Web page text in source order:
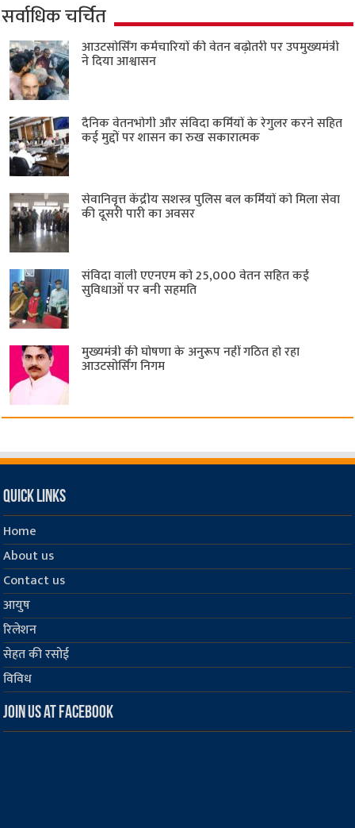
सर्वाधिक चर्चित
आउटसोर्सिंग कर्मचारियों की वेतन बढ़ोतरी पर उपमुख्यमंत्री
ने दिया आश्वासन
दैनिक वेतनभोगी और संविदा कर्मियों के रेगुलर करने सहित
कई मुद्दों पर शासन का रुख सकारात्मक
सेवानिवृत्त केंद्रीय सशस्त्र पुलिस बल ​कर्मियों को मिला सेवा
की दूसरी पारी का अवसर
संविदा वाली एएनएम को 25,000 वेतन सहित कई
सुविधाओं पर बनी सहमति
मुख्यमंत्री की घोषणा के अनुरूप नहीं गठित हो रहा
आउटसोर्सिंग निगम
Quick Links
Home
About us
Contact us
आयुष
रिलेशन
सेहत की रसोई
विविध
Join us at Facebook